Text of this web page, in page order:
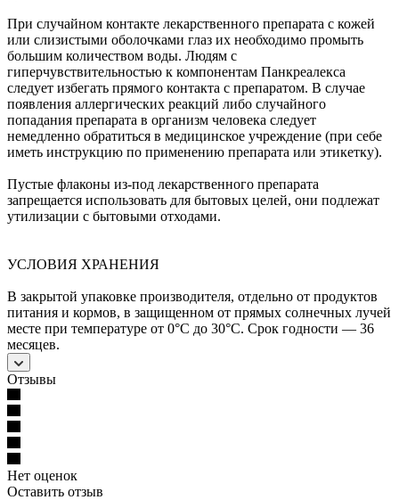
При случайном контакте лекарственного препарата с кожей
или слизистыми оболочками глаз их необходимо промыть
большим количеством воды. Людям с
гиперчувствительностью к компонентам Панкреалекса
следует избегать прямого контакта с препаратом. В случае
появления аллергических реакций либо случайного
попадания препарата в организм человека следует
немедленно обратиться в медицинское учреждение (при себе
иметь инструкцию по применению препарата или этикетку).
Пустые флаконы из-под лекарственного препарата
запрещается использовать для бытовых целей, они подлежат
утилизации с бытовыми отходами.
УСЛОВИЯ ХРАНЕНИЯ
В закрытой упаковке производителя, отдельно от продуктов
питания и кормов, в защищенном от прямых солнечных лучей
месте при температуре от 0°С до 30°С. Срок годности — 36
месяцев.
Отзывы
Нет оценок
Оставить отзыв